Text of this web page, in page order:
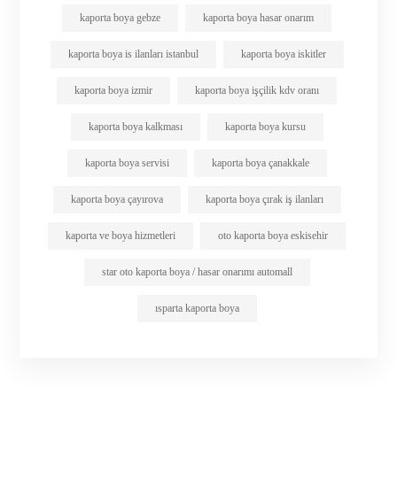
kaporta boya gebze kaporta boya hasar onarım
kaporta boya is ilanları istanbul kaporta boya iskitler
kaporta boya izmir kaporta boya işçilik kdv oranı
kaporta boya kalkması kaporta boya kursu
kaporta boya servisi kaporta boya çanakkale
kaporta boya çayırova kaporta boya çırak iş ilanları
kaporta ve boya hizmetleri oto kaporta boya eskisehir
star oto kaporta boya / hasar onarımı automall
ısparta kaporta boya